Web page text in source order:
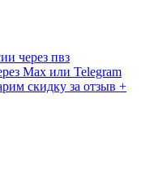
через пвз
Max или Telegram
скидку за отзыв +